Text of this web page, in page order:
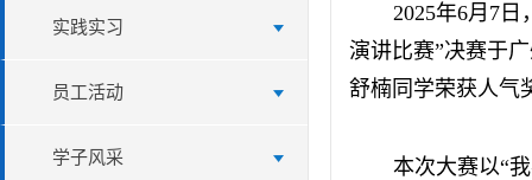
实践实习
员工活动
学子风采
2025年6月7
演讲比赛”决赛于
舒楠同学荣获人气
本次大赛以“